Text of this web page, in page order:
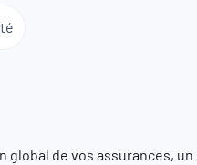
global de vos assurances,